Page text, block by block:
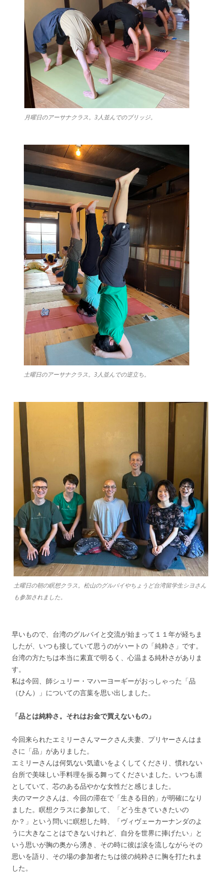
月曜日のアーサナクラス。3人並んでのブリッジ。
土曜日のアーサナクラス。3人並んでの逆立ち。
土曜日の朝の瞑想クラス。松山のグルバイやちょうど台湾留学生シヨさん
も参加されました。
早いもので、台湾のグルバイと交流が始まって１１年が経ちま
したが、いつも接していて思うのがハートの「純粋さ」です。
台湾の方たちは本当に素直で明るく、心温まる純朴さがありま
す。
私は今回、師シュリー・マハーヨーギーがおっしゃった「品
（ひん）」についての言葉を思い出しました。
「品とは純粋さ。それはお金で買えないもの」
今回来られたエミリーさんマークさん夫妻、プリヤーさんはま
さに「品」がありました。
エミリーさんは何気ない気遣いをよくしてくださり、慣れない
台所で美味しい手料理を振る舞ってくださいました。いつも凛
としていて、芯のある品やかな女性だと感じました。
夫のマークさんは、今回の滞在で「生きる目的」が明確になり
ました。瞑想クラスに参加して、「どう生きていきたいの
か？」という問いに瞑想した時、「ヴィヴェーカーナンダのよ
うに大きなことはできないけれど、自分を世界に捧げたい」と
いう思いが胸の奥から湧き、その時に彼は涙を流しながらその
思いを語り、その場の参加者たちは彼の純粋さに胸を打たれま
した。